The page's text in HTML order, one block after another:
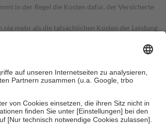
in der Regel die Kosten dafür, der Versicherte
nie mehr als die tatsächlichen Kosten der Leistung